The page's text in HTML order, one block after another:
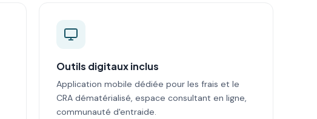
Outils digitaux inclus
Application mobile dédiée pour les frais et le
CRA dématérialisé, espace consultant en ligne,
communauté d'entraide.